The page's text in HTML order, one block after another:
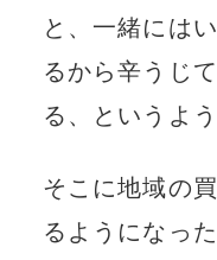
と、一緒には
るから辛うじ
る、というよ
そこに地域の
るようになっ